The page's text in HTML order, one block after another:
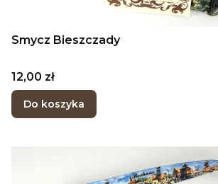
Smycz Bieszczady
Cena
12,00 zł
Do koszyka